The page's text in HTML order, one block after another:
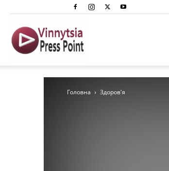
Преспоінт
Головна Здоров'я